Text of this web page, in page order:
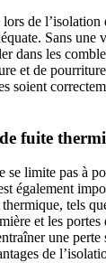
de l’isolation
Sans une
dans les
et de
soient
fuite
se limite pas à
également
tels
et les portes
une
de